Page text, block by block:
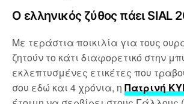
Ο ελληνικός ζύθος πάει SIAL
Με τεράστια ποικιλία για τους
ζητούν το κάτι διαφορετικό στην
εκλεπτυσμένες ετικέτες που
σου εδώ και 4 χρόνια, ηΠατρινή